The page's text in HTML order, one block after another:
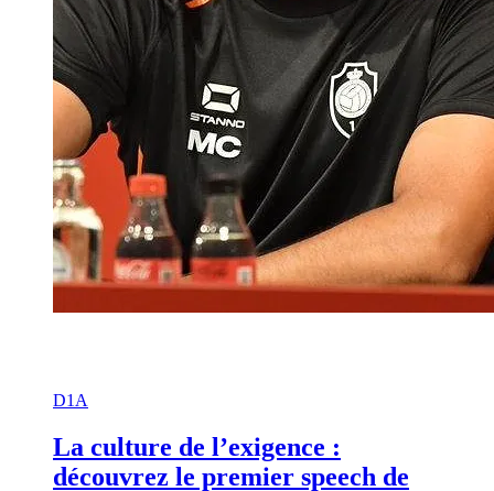
D1A
La culture de l’exigence :
découvrez le premier speech de